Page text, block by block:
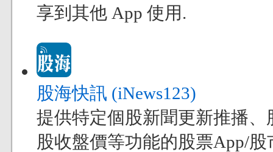
享到其他 App 使用.
股海快訊 (iNews123)
提供特定個股新聞更新推播
股收盤價等功能的股票App/股